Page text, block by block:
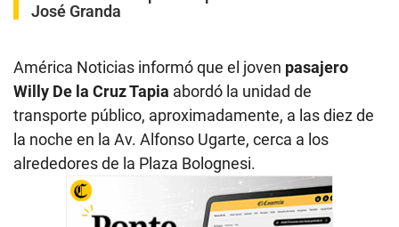
José Granda
América Noticias informó que el joven pasajero
Willy De la Cruz Tapia abordó la unidad de
transporte público, aproximadamente, a las diez de
la noche en la Av. Alfonso Ugarte, cerca a los
alrededores de la Plaza Bolognesi.